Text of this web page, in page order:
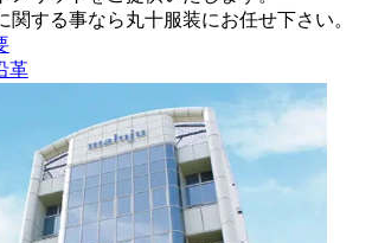
関する事なら丸十服装にお任せ下さい。
革